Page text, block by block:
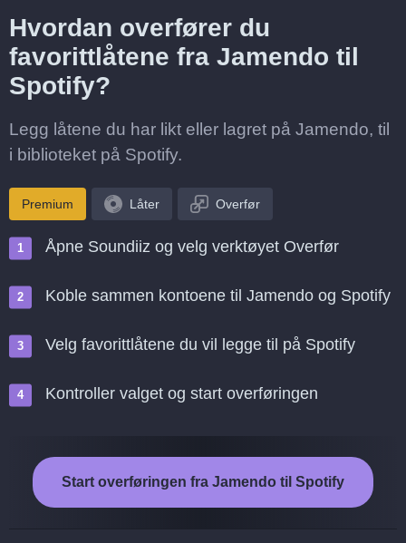
Hvordan overfører du
favorittlåtene fra Jamendo til
Spotify?
Legg låtene du har likt eller lagret på Jamendo, til
i biblioteket på Spotify.
Premium Låter Overfør
Åpne Soundiiz og velg verktøyet Overfør
Koble sammen kontoene til Jamendo og Spotify
Velg favorittlåtene du vil legge til på Spotify
Kontroller valget og start overføringen
Start overføringen fra Jamendo til Spotify